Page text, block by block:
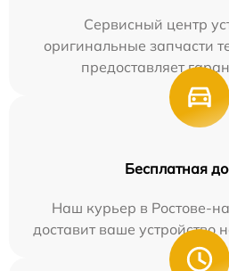
Сервисный центр
оригинальные запчасти
предоставляет
Бесплатная
Наш курьер в Ростове-
доставит ваше устройство